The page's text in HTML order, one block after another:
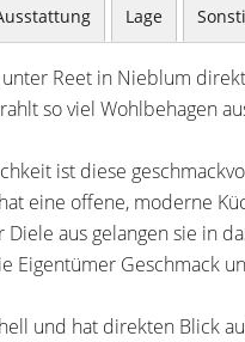
Lage
Reet in Nieblum
so viel Wohlbehagen
ist diese
eine offene, moderne
Diele aus gelangen sie in
Eigentümer Geschmack
und hat direkten Blick